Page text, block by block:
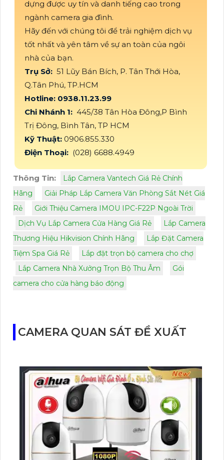
dựng được uy tín và danh tiếng cao trong
ngành camera gia đình.
Hãy đến với chúng tôi để trải nghiệm dịch vụ
tốt nhất và yên tâm về sự an toàn của ngôi
nhà của bạn.
Trụ Sở: 51 Lũy Bán Bích, P. Tân Thới Hòa,
Q.Tân Phú, TP.HCM
Hotline: 0938.11.23.99
Chi Nhánh 1: 445/38 Tân Hòa Đông,P Bình
Trị Đông, Bình Tân, TP HCM
Kỹ Thuật: 0906.855.330
Điện Thoại: (028) 6688.4949
Thông Tin:
Lắp Camera Vantech Giá Rẻ Chính
Hãng
Giải Pháp Lắp Camera Văn Phòng Sắt Nét Giá
Rẻ
Giới Thiệu Camera IMOU IPC-F22P Ngoài Trời
Dịch Vụ Lắp Camera Cửa Hàng Giá Rẻ
Lắp Camera
Thương Hiệu Hikvision Chính Hãng
Lắp Đặt Camera
Tiệm Spa Giá Rẻ
Lắp đặt trọn bộ camera cho chợ
Lắp Camera Nhà Xưởng Trọn Bộ Thu Âm
Gói
camera cho cửa hàng báo động
CAMERA QUAN SÁT ĐỀ XUẤT